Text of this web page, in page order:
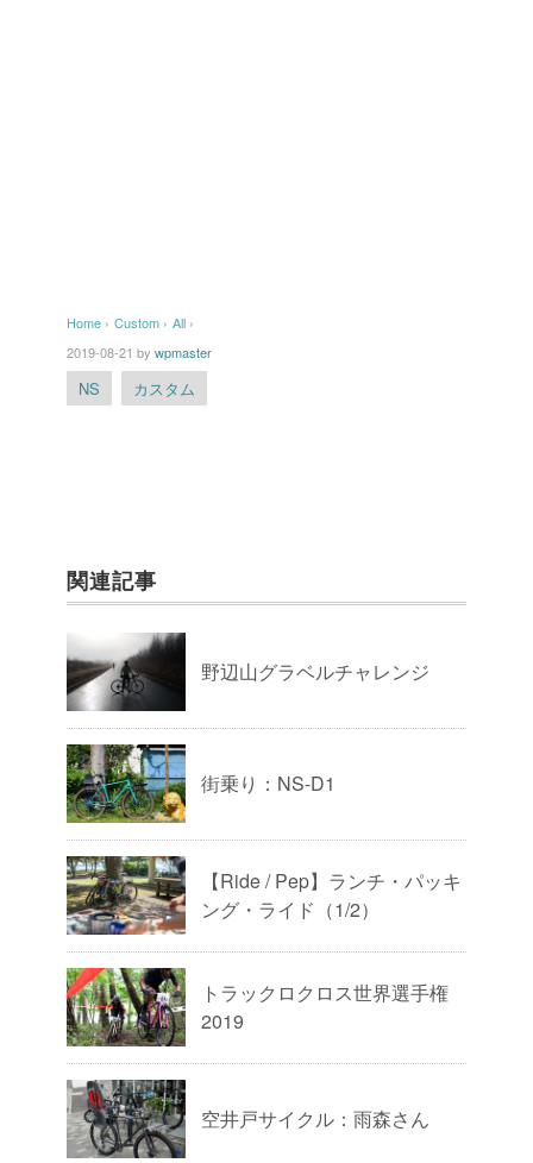
Home › Custom › All ›
2019-08-21 by wpmaster
NS カスタム
関連記事
野辺山グラベルチャレンジ
街乗り：NS-D1
【Ride / Pep】ランチ・パッキ
ング・ライド（1/2）
トラックロクロス世界選手権
2019
空井戸サイクル：雨森さん